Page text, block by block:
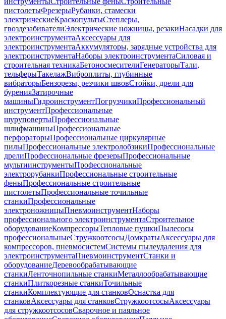
пистолетыФрезерыРубанки, стамески
электрическиеКраскопультыСтеплеры,
гвоздезабивателиЭлектрические ножницы, резакиНасадки для
электроинструментаАксессуары для
электроинструментаАккумуляторы, зарядные устройства для
электроинструментаНаборы электроинструментаСиловая и
строительная техникаБетоносмесителиГенераторыТали,
тельферыТакелажВиброплиты, глубинные
вибраторыБензорезы, резчики швовСтойки, дрели для
буренияЗатирочные
машиныГидроинструментПогрузчикиПрофессиональный
инструментПрофессиональные
шуруповертыПрофессиональные
шлифмашиныПрофессиональные
перфораторыПрофессиональные циркулярные
пилыПрофессиональные электролобзикиПрофессиональные
дрелиПрофессиональные фрезерыПрофессиональные
мультиинструментыПрофессиональные
электрорубанкиПрофессиональные строительные
феныПрофессиональные строительные
пистолетыПрофессиональные точильные
станкиПрофессиональные
электроножницыПневмоинструментНаборы
профессионального электроинструментаСтроительное
оборудованиеКомпрессорыТепловые пушкиПылесосы
профессиональныеСтружкоотсосыДомкратыАксессуары для
компрессоров, пневмосистемСистемы пылеудаления для
электроинструментаПневмоинструментСтанки и
оборудованиеДеревообрабатывающие
станкиЛенточнопильные станкиМеталлообрабатывающие
станкиПлиткорезные станкиТочильные
станкиКомплектующие для станковОснастка для
станковАксессуары для станковСтружкоотсосыАксессуары
для стружкоотсосовСварочное и паяльное